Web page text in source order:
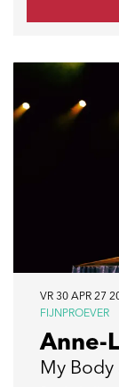
Anne-
My
FIJNPROEVER
VR 30 APR 27